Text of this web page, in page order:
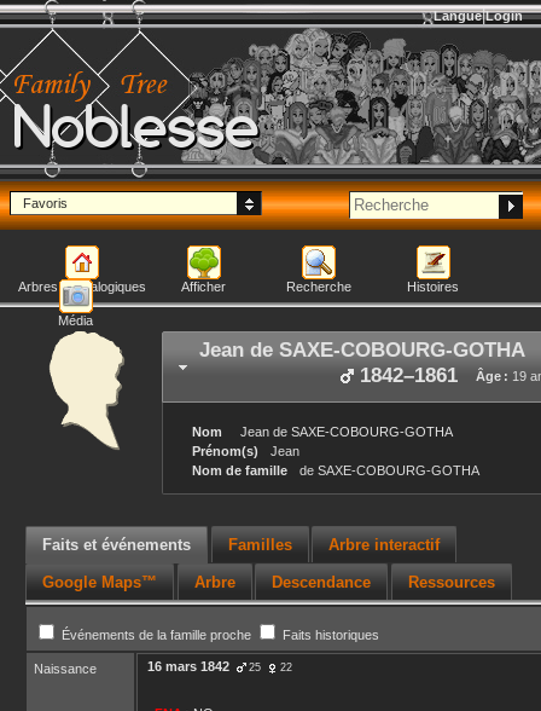
Noblesse
Langue Login
Favoris
Arbres généalogiques Afficher Recherche Histoires
Média
Jean de SAXE-COBOURG-GOTHA
Âge : 19
1842–1861
Nom Jean de SAXE-COBOURG-GOTHA
Prénom(s)
Jean
Nom de famille
de SAXE-COBOURG-GOTHA
Faits et événements Familles Arbre interactif
Google Maps™ Arbre Descendance Ressources
Événements de la famille proche Faits historiques
Naissance 16 mars 1842 25 22